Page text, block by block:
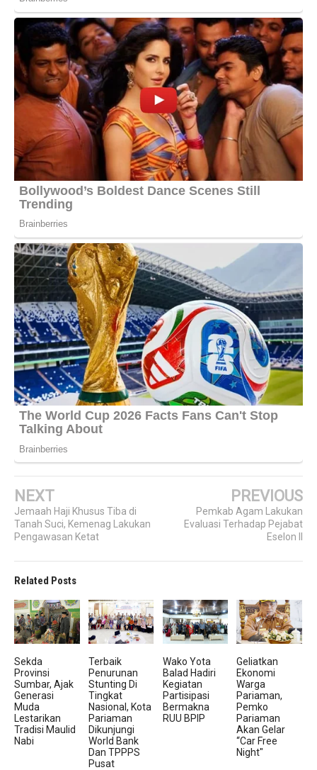
NEXT
Jemaah Haji Khusus Tiba di
Tanah Suci, Kemenag Lakukan
Pengawasan Ketat
PREVIOUS
Pemkab Agam Lakukan
Evaluasi Terhadap Pejabat
Eselon II
Related Posts
Sekda
Provinsi
Sumbar, Ajak
Generasi
Muda
Lestarikan
Tradisi Maulid
Nabi
Terbaik
Penurunan
Stunting Di
Tingkat
Nasional, Kota
Pariaman
Dikunjungi
World Bank
Dan TPPPS
Pusat
Wako Yota
Balad Hadiri
Kegiatan
Partisipasi
Bermakna
RUU BPIP
Geliatkan
Ekonomi
Warga
Pariaman,
Pemko
Pariaman
Akan Gelar
“Car Free
Night"